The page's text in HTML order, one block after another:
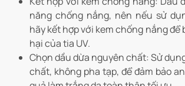
năng chống nắng, nên nếu sử
hãy kết hợp với kem chống nắng để
hại của tia UV.
Chọn dầu dừa nguyên chất: Sử
chất, không pha tạp, để đảm bảo